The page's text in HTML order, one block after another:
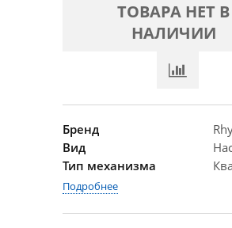
ТОВАРА НЕТ В
НАЛИЧИИ
Бренд
Вид
Тип механизма
Подробнее